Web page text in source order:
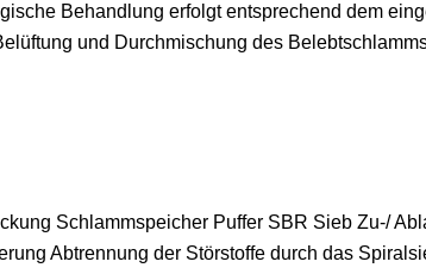
Behandlung erfolgt entsprechend dem
und Durchmischung des
Schlammspeicher Puffer SBR Sieb Zu-/
Abtrennung der Störstoffe durch das